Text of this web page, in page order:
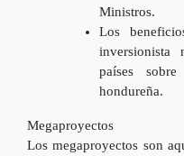
Ministros.
Los
países
hondureña.
Megaproyectos
Los megaproyectos son